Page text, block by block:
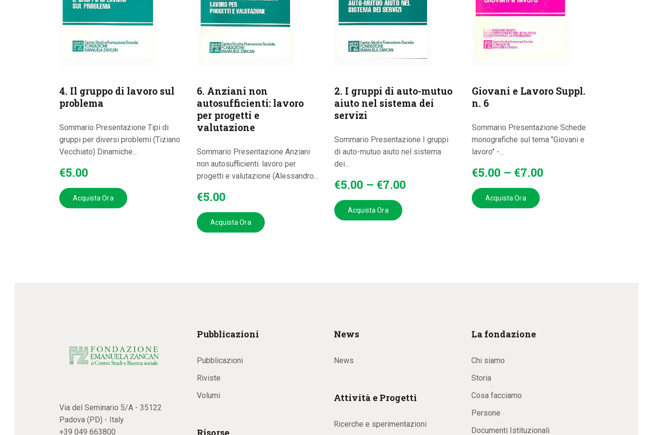
4. Il gruppo di lavoro sul
problema
Sommario Presentazione Tipi di
gruppi per diversi problemi (Tiziano
Vecchiato) Dinamiche...
€5.00
Acquista Ora
6. Anziani non
autosufficienti: lavoro
per progetti e
valutazione
Sommario Presentazione Anziani
non autosufficienti: lavoro per
progetti e valutazione (Alessandro...
€5.00
Acquista Ora
2. I gruppi di auto-mutuo
aiuto nel sistema dei
servizi
Sommario Presentazione I gruppi
di auto-mutuo aiuto nel sistema
dei...
€5.00 – €7.00
Acquista Ora
Giovani e Lavoro Suppl.
n. 6
Sommario Presentazione Schede
monografiche sul tema "Giovani e
lavoro" -...
€5.00 – €7.00
Acquista Ora
Via del Seminario 5/A - 35122
Padova (PD) - Italy
+39 049 663800
Pubblicazioni
Pubblicazioni
Riviste
Volumi
News
News
Attività e Progetti
Ricerche e sperimentazioni
La fondazione
Chi siamo
Storia
Cosa facciamo
Persone
Documenti Istituzionali